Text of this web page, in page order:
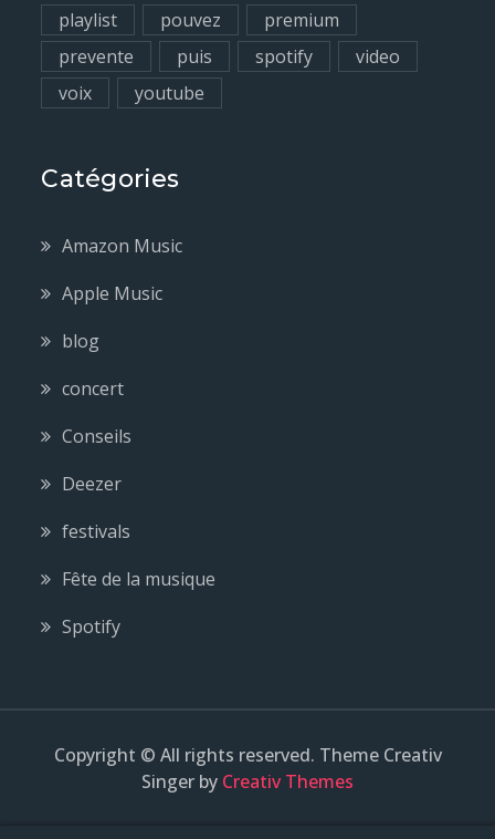
playlist
pouvez
premium
prevente
puis spotify
video
voix
youtube
Catégories
Amazon Music
Apple Music
blog
concert
Conseils
Deezer
festivals
Fête de la musique
Spotify
Copyright © All rights reserved. Theme Creativ
Singer by Creativ Themes